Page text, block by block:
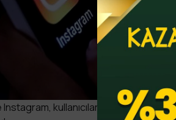
kullanıcıların gönderileri